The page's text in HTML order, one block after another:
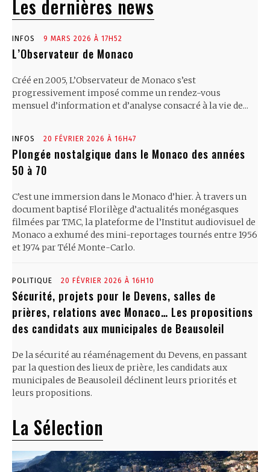
Les dernières news
INFOS 9 MARS 2026 À 17H52
L’Observateur de Monaco
Créé en 2005, L’Observateur de Monaco s’est
progressivement imposé comme un rendez-vous
mensuel d’information et d’analyse consacré à la vie de...
INFOS 20 FÉVRIER 2026 À 16H47
Plongée nostalgique dans le Monaco des années
50 à 70
C’est une immersion dans le Monaco d’hier. À travers un
document baptisé Florilège d’actualités monégasques
filmées par TMC, la plateforme de l’Institut audiovisuel de
Monaco a exhumé des mini-reportages tournés entre 1956
et 1974 par Télé Monte-Carlo.
POLITIQUE 20 FÉVRIER 2026 À 16H10
Sécurité, projets pour le Devens, salles de
prières, relations avec Monaco… Les propositions
des candidats aux municipales de Beausoleil
De la sécurité au réaménagement du Devens, en passant
par la question des lieux de prière, les candidats aux
municipales de Beausoleil déclinent leurs priorités et
leurs propositions.
La Sélection